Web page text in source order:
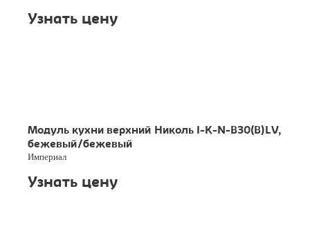
Узнать цену
Модуль кухни верхний Николь I-K-N-B30(B)LV,
бежевый/бежевый
Империал
Узнать цену